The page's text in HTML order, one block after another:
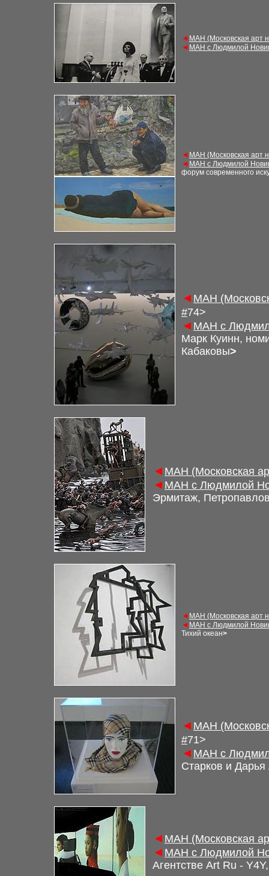
◄ МАН (Московская арт
◄ МАН с Людмилой
◄ МАН (Московская арт
◄ МАН с Людмилой
форум современного
◄ МАН
#74>
◄ МАН с
Марк Куинн,
Кабаковы>
◄ МАН (Московская
◄ МАН с Людмилой
Эрмитаж,
◄ МАН (Московская арт
◄ МАН с Людмилой
Тихий океан>
◄ МАН
#71>
◄ МАН с
Старков и Дарья
◄ МАН (Московская
◄ МАН с Людмилой
Агентстве Art Ru -